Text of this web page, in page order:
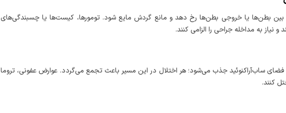
بطن‌ها یا خروجی بطن‌ها رخ دهد و مانع گردش مایع شود. تومورها، کیست‌ها یا چسبندگی‌های
نیاز به مداخله جراحی را الزامی کنند.
ساب‌آراکنوئید جذب می‌شود؛ هر اختلال در این مسیر باعث تجمع می‌گردد. عوارض عفونی، تروما
کنند.